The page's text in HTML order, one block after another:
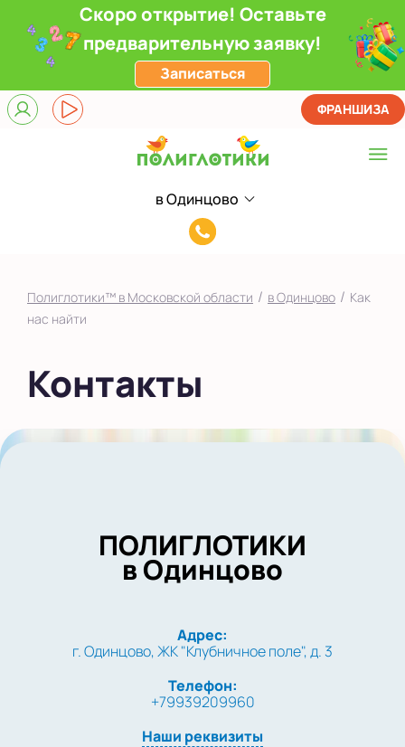
Скоро открытие! Оставьте
предварительную заявку!
Записаться
в Одинцово
Выберите центр
в Долгопрудном
в Чехове
Показать на карте
8(993)920-
ФРАНШИЗА
Полиглотики™ в Московской области / в Одинцово / Как
нас найти
Контакты
ПОЛИГЛОТИКИ
в Одинцово
Адрес:
г. Одинцово, ЖК "Клубничное поле", д. 3
Телефон:
+79939209960
Наши реквизиты